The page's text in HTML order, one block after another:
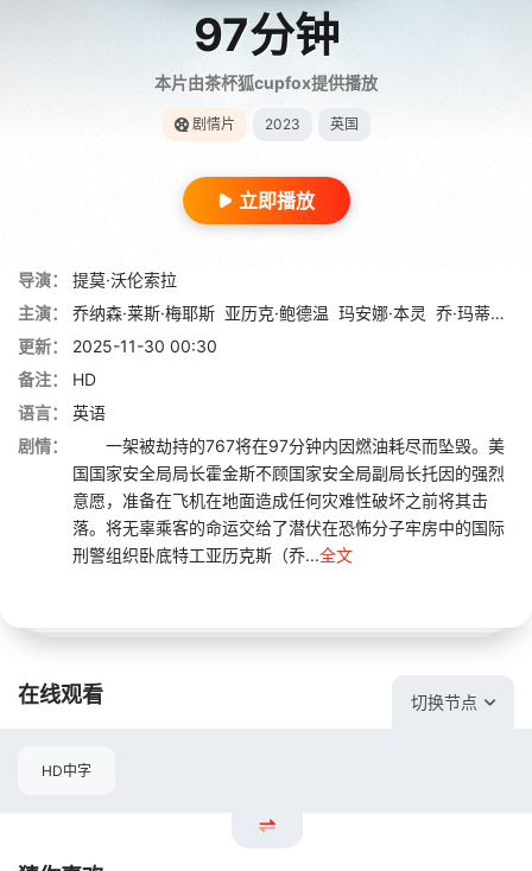
97分钟
本片由茶杯狐cupfox提供播放
剧情片 2023 英国
立即播放
导演：
提莫·沃伦索拉
主演：
乔纳森·莱斯·梅耶斯 亚历克·鲍德温 玛安娜·本灵 乔·玛蒂娜
更新：
2025-11-30 00:30
备注：
HD
语言：
英语
剧情：
一架被劫持的767将在97分钟内因燃油耗尽而坠毁。美
国国家安全局局长霍金斯不顾国家安全局副局长托因的强烈
意愿，准备在飞机在地面造成任何灾难性破坏之前将其击
落。将无辜乘客的命运交给了潜伏在恐怖分子牢房中的国际
刑警组织卧底特工亚历克斯（乔...全文
在线观看 切换节点
HD中字